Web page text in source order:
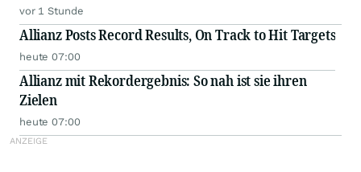
vor 1 Stunde
Allianz Posts Record Results, On Track to Hit Targets
heute 07:00
Allianz mit Rekordergebnis: So nah ist sie ihren
Zielen
heute 07:00